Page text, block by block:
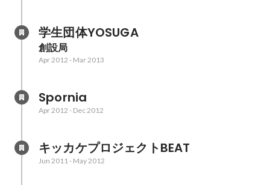
学生団体YOSUGA
創設局
Apr 2012 - Mar 2013
Spornia
Apr 2012 - Dec 2012
キッカケプロジェクトBEAT
Jun 2011- May 2012